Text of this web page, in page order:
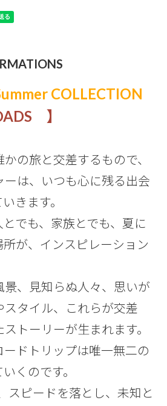
COLLECTION
】
の旅と交差するもので、
ーは、いつも心に残る出会
きます。
でも、家族とでも、夏に
が、インスピレーション
景、見知らぬ人々、思いが
スタイル、これらが交差
トーリーが生まれます。
ードトリップは唯一無二の
くのです。
スピードを落とし、未知と